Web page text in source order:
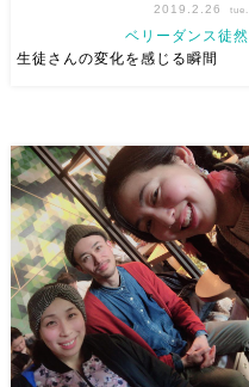
徒さんの 変化を感じることが
ありました。 仕事も忙しくて
休むことも多いのですが でも
始めてから何年だろうー。。５
年は続けてると思います。
あ、なんか一つ抜けたな、と思
いまし […]
2019.2.26 tue.
ベリーダンス徒然
生徒さんの変化を感じる瞬間